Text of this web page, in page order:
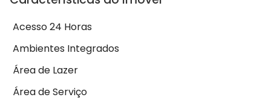
Acesso 24 Horas
Ambientes Integrados
Área de Lazer
Área de Serviço